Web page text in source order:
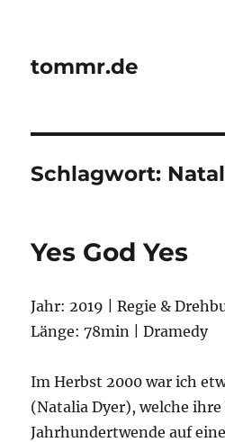
tommr.de
Schlagwort:
Yes God Yes
Jahr: 2019 | Regie &
Länge: 78min | Dramedy
Im Herbst 2000 war ich
(Natalia Dyer), welche
Jahrhundertwende auf